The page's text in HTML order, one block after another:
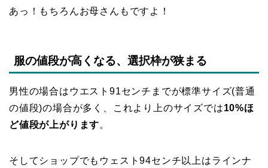
あっ！もちろんお母さんもですよ！
服の値段が高くなる、選択枠が狭まる
男性の場合はウエスト91センチまでが標準サイズ(普通
の値段)の場合が多く、これより上のサイズでは10%ほ
ど値段が上がります。
そしてショップでもウェスト94センチ以上はラインナ